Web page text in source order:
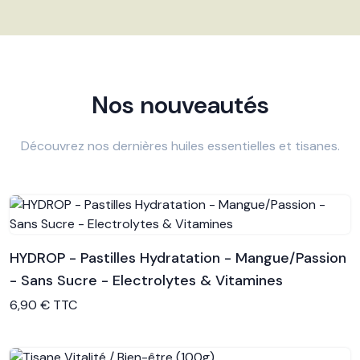
Nos nouveautés
Découvrez nos dernières huiles essentielles et tisanes.
Voir le produit
HYDROP - Pastilles Hydratation - Mangue/Passion
- Sans Sucre - Electrolytes & Vitamines
6,90 € TTC